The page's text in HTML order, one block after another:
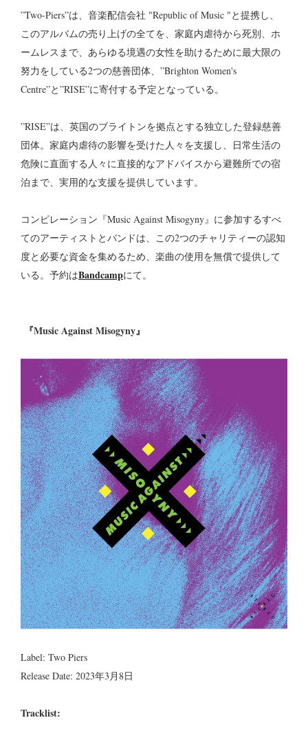
”Two-Piers”は、音楽配信会社 "Republic of Music "と提携し、
このアルバムの売り上げの全てを、家庭内虐待から死別、ホ
ームレスまで、あらゆる境遇の女性を助けるために最大限の
努力をしている2つの慈善団体、”Brighton Women's
Centre”と”RISE”に寄付する予定となっている。
”RISE”は、英国のブライトンを拠点とする独立した登録慈善
団体。家庭内虐待の影響を受けた人々を支援し、日常生活の
危険に直面する人々に直接的なアドバイスから避難所での宿
泊まで、実用的な支援を提供しています。
コンピレーション『Music Against Misogyny』に参加するすべ
てのアーティストとバンドは、この2つのチャリティーの認知
度と必要な資金を集めるため、楽曲の使用を無償で提供して
いる。予約はBandcampにて。
『Music Against Misogyny』
Label: Two Piers
Release Date: 2023年3月8日
Tracklist: